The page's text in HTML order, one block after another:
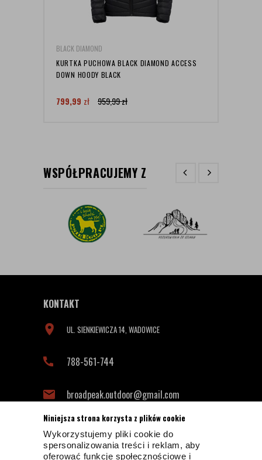
Niniejsza strona korzysta z plików cookie
Wykorzystujemy pliki cookie do
spersonalizowania treści i reklam, aby
oferować funkcje społecznościowe i
BLACK DIAMOND
KURTKA PUCHOWA BLACK DIAMOND ACCESS
DOWN HOODY BLACK
799,99 zł 959,99zł
WSPÓŁPRACUJEMY Z
KONTAKT
UL. SIENKIEWICZA 14, WADOWICE
788-561-744
broadpeak.outdoor@gmail.com
INFORMACJE KONTAKTOWE